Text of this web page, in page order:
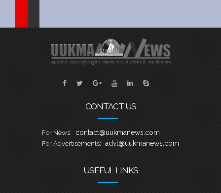
CONTACT US
For News: contact@uukmanews.com
For Advertisements: advt@uukmanews.com
USEFUL LINKS